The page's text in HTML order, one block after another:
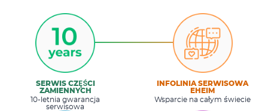
SERWIS CZĘŚCI
ZAMIENNYCH
10-letnia gwarancja
serwisowa
INFOLINIA SERWISOWA
EHEIM
Wsparcie na całym świecie